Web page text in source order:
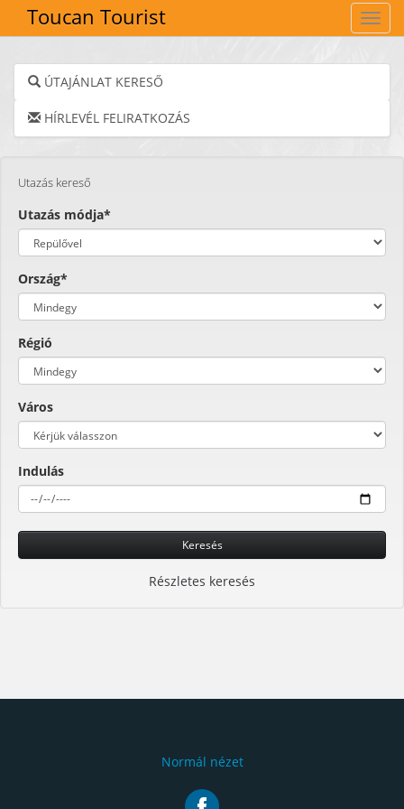
Toucan Tourist
ÚTAJÁNLAT KERESŐ
HÍRLEVÉL FELIRATKOZÁS
Utazás kereső
Utazás módja*
Ország*
Régió
Város
Indulás
Keresés
Részletes keresés
Normál nézet